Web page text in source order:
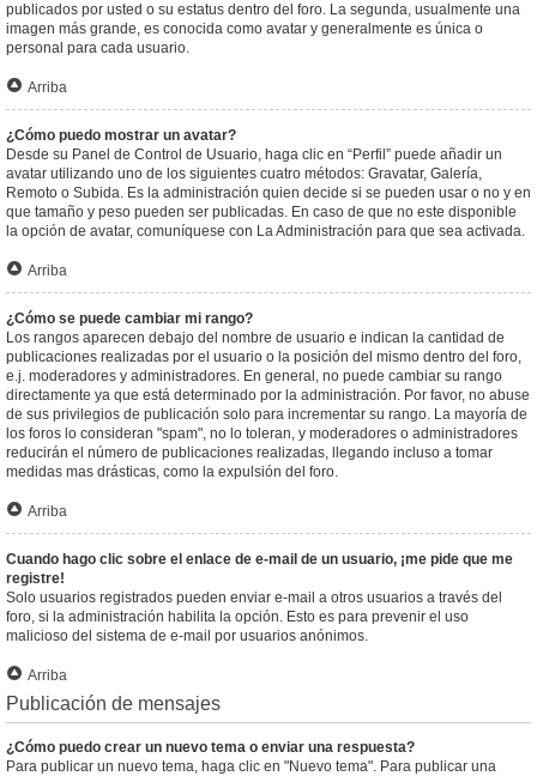
publicados por usted o su estatus dentro del foro. La segunda, usualmente una
imagen más grande, es conocida como avatar y generalmente es única o
personal para cada usuario.
Arriba
¿Cómo puedo mostrar un avatar?
Desde su Panel de Control de Usuario, haga clic en “Perfil” puede añadir un
avatar utilizando uno de los siguientes cuatro métodos: Gravatar, Galería,
Remoto o Subida. Es la administración quien decide si se pueden usar o no y en
que tamaño y peso pueden ser publicadas. En caso de que no este disponible
la opción de avatar, comuníquese con La Administración para que sea activada.
Arriba
¿Cómo se puede cambiar mi rango?
Los rangos aparecen debajo del nombre de usuario e indican la cantidad de
publicaciones realizadas por el usuario o la posición del mismo dentro del foro,
e.j. moderadores y administradores. En general, no puede cambiar su rango
directamente ya que está determinado por la administración. Por favor, no abuse
de sus privilegios de publicación solo para incrementar su rango. La mayoría de
los foros lo consideran "spam", no lo toleran, y moderadores o administradores
reducirán el número de publicaciones realizadas, llegando incluso a tomar
medidas mas drásticas, como la expulsión del foro.
Arriba
Cuando hago clic sobre el enlace de e-mail de un usuario, ¡me pide que me
registre!
Solo usuarios registrados pueden enviar e-mail a otros usuarios a través del
foro, si la administración habilita la opción. Esto es para prevenir el uso
malicioso del sistema de e-mail por usuarios anónimos.
Arriba
Publicación de mensajes
¿Cómo puedo crear un nuevo tema o enviar una respuesta?
Para publicar un nuevo tema, haga clic en "Nuevo tema". Para publicar una